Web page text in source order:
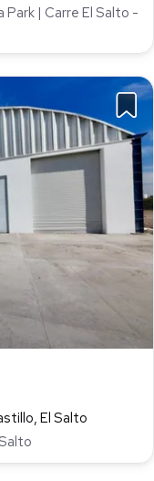
Park | Carre El Salto -
El Salto